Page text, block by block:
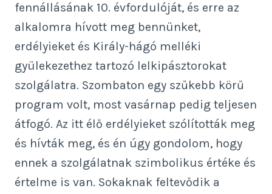
fennállásának 10. évfordulóját, és erre az
alkalomra hívott meg bennünket,
erdélyieket és Király-hágó melléki
gyülekezethez tartozó lelkipásztorokat
szolgálatra. Szombaton egy szűkebb körű
program volt, most vasárnap pedig teljesen
átfogó. Az itt élő erdélyieket szólították meg
és hívták meg, és én úgy gondolom, hogy
ennek a szolgálatnak szimbolikus értéke és
értelme is van. Sokaknak feltevődik a